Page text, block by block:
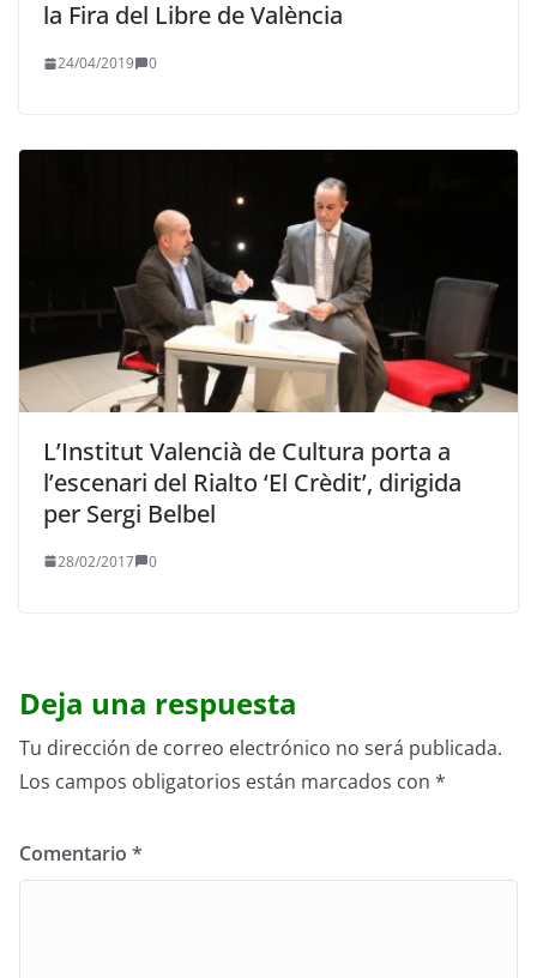
la Fira del Libre de València
24/04/2019 0
L’Institut Valencià de Cultura porta a
l’escenari del Rialto ‘El Crèdit’, dirigida
per Sergi Belbel
28/02/2017 0
Deja una respuesta
Tu dirección de correo electrónico no será publicada.
Los campos obligatorios están marcados con *
Comentario *